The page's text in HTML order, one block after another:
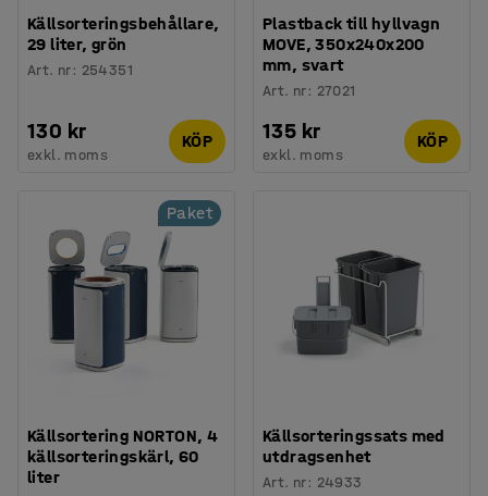
Källsorteringsbehållare,
29 liter, grön
Art. nr: 254351
130 kr
exkl. moms
KÖP
Plastback till hyllvagn
MOVE, 350x240x200
mm, svart
Art. nr: 27021
135 kr
exkl. moms
KÖP
Paket
Källsortering NORTON, 4
källsorteringskärl, 60
liter
Källsorteringssats med
utdragsenhet
Art. nr: 24933